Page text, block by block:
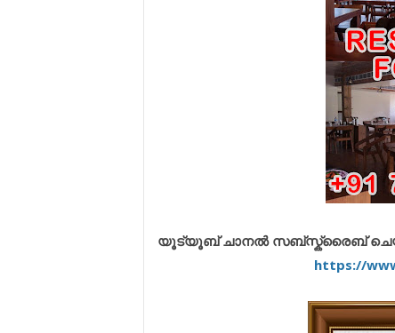
യൂട്യൂബ് ചാനൽ സബ്സ്ക്രൈബ്
https://